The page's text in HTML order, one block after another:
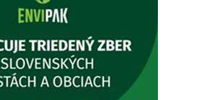
5. 8. sa zváža komunálny odpad.